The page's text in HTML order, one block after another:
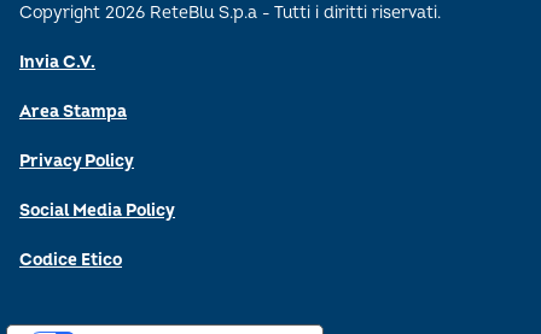
Copyright 2026 ReteBlu S.p.a - Tutti i diritti riservati.
Invia C.V.
Area Stampa
Privacy Policy
Social Media Policy
Codice Etico